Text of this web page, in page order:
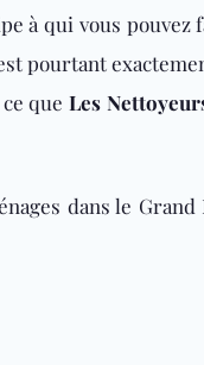
à qui vous pouvez
pourtant
ce queLes
dans le